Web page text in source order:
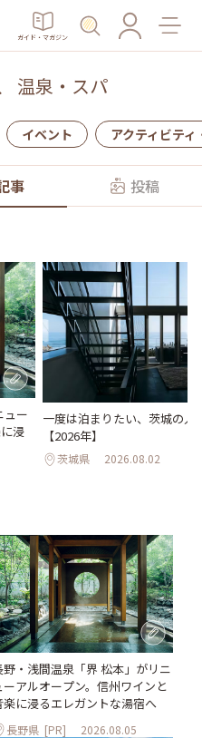
ガイド・マガジン
温泉・スパ
イベント アクティビティ
事 投稿
ュー
浸
一度は泊まりたい、茨城の人
【2026年】
茨城県 2026.08.02
野・浅間温泉「界 松本」がリニ
ーアルオープン。信州ワインと
楽に浸るエレガントな湯宿へ
長野県 [PR] 2026.08.05